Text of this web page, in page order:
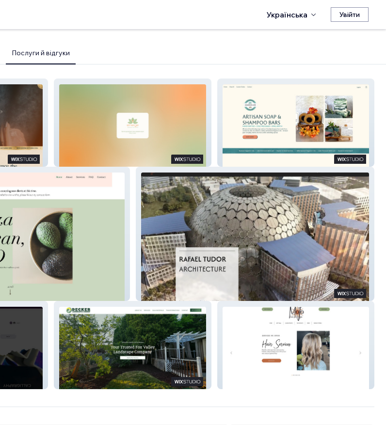
Українська Увійти
Послуги й відгуки
Rafael Tudor Architecture
Decker Landscape & Design